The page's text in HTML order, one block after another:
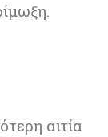
αιτία